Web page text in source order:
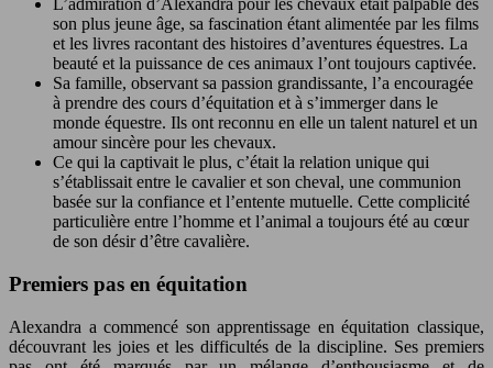
L’admiration d’Alexandra pour les chevaux était palpable dès
son plus jeune âge, sa fascination étant alimentée par les films
et les livres racontant des histoires d’aventures équestres. La
beauté et la puissance de ces animaux l’ont toujours captivée.
Sa famille, observant sa passion grandissante, l’a encouragée
à prendre des cours d’équitation et à s’immerger dans le
monde équestre. Ils ont reconnu en elle un talent naturel et un
amour sincère pour les chevaux.
Ce qui la captivait le plus, c’était la relation unique qui
s’établissait entre le cavalier et son cheval, une communion
basée sur la confiance et l’entente mutuelle. Cette complicité
particulière entre l’homme et l’animal a toujours été au cœur
de son désir d’être cavalière.
Premiers pas en équitation
Alexandra a commencé son apprentissage en équitation classique,
découvrant les joies et les difficultés de la discipline. Ses premiers